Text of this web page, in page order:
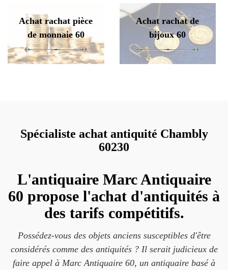
Achat rachat pièce
de monnaie 60
Achat rachat de
bijoux 60
Spécialiste achat antiquité Chambly
60230
L'antiquaire Marc Antiquaire
60 propose l'achat d'antiquités à
des tarifs compétitifs.
Possédez-vous des objets anciens susceptibles d'être
considérés comme des antiquités ? Il serait judicieux de
faire appel à Marc Antiquaire 60, un antiquaire basé à